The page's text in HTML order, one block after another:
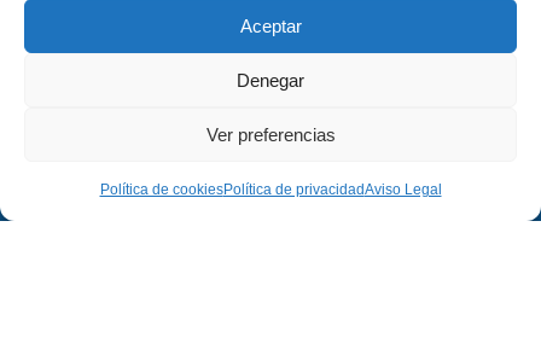
Aceptar
Denegar
Ver preferencias
Política de cookiesPolítica de privacidadAviso Legal